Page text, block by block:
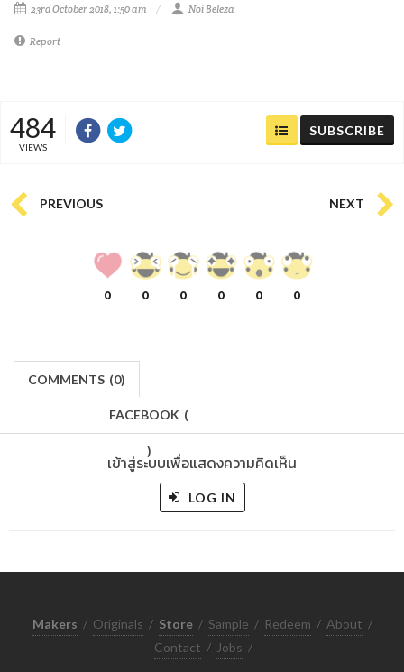
23rd October 2018, 1:50 am Noi Beleza
Report
484
VIEWS
SUBSCRIBE
PREVIOUS NEXT
0 0 0 0 0 0
COMMENTS (0)
FACEBOOK (
)
เข้าสู่ระบบเพื่อแสดงความคิดเห็น
LOG IN
Makers / Originals / Store / Sample / Redeem / About /
Contact / Jobs /